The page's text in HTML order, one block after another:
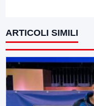
ARTICOLI SIMILI